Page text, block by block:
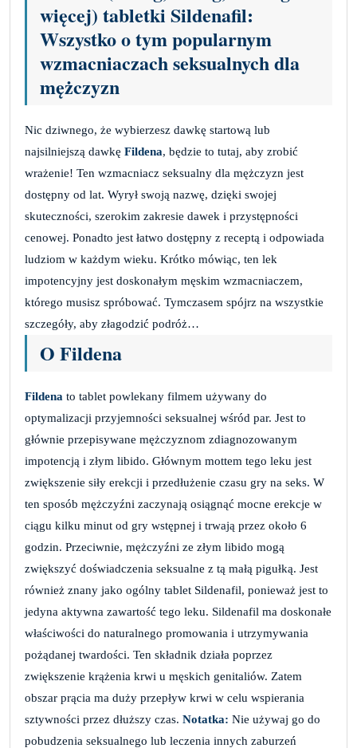
więcej) tabletki Sildenafil:
Wszystko o tym popularnym
wzmacniaczach seksualnych dla
mężczyzn
Nic dziwnego, że wybierzesz dawkę startową lub
najsilniejszą dawkę Fildena, będzie to tutaj, aby zrobić
wrażenie! Ten wzmacniacz seksualny dla mężczyzn jest
dostępny od lat. Wyrył swoją nazwę, dzięki swojej
skuteczności, szerokim zakresie dawek i przystępności
cenowej. Ponadto jest łatwo dostępny z receptą i odpowiada
ludziom w każdym wieku. Krótko mówiąc, ten lek
impotencyjny jest doskonałym męskim wzmacniaczem,
którego musisz spróbować. Tymczasem spójrz na wszystkie
szczegóły, aby złagodzić podróż…
O Fildena
Fildena to tablet powlekany filmem używany do
optymalizacji przyjemności seksualnej wśród par. Jest to
głównie przepisywane mężczyznom zdiagnozowanym
impotencją i złym libido. Głównym mottem tego leku jest
zwiększenie siły erekcji i przedłużenie czasu gry na seks. W
ten sposób mężczyźni zaczynają osiągnąć mocne erekcje w
ciągu kilku minut od gry wstępnej i trwają przez około 6
godzin. Przeciwnie, mężczyźni ze złym libido mogą
zwiększyć doświadczenia seksualne z tą małą pigułką. Jest
również znany jako ogólny tablet Sildenafil, ponieważ jest to
jedyna aktywna zawartość tego leku. Sildenafil ma doskonałe
właściwości do naturalnego promowania i utrzymywania
pożądanej twardości. Ten składnik działa poprzez
zwiększenie krążenia krwi u męskich genitaliów. Zatem
obszar prącia ma duży przepływ krwi w celu wspierania
sztywności przez dłuższy czas. Notatka: Nie używaj go do
pobudzenia seksualnego lub leczenia innych zaburzeń